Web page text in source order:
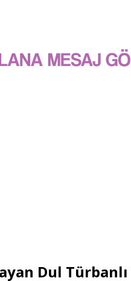
Dul Türbanlı